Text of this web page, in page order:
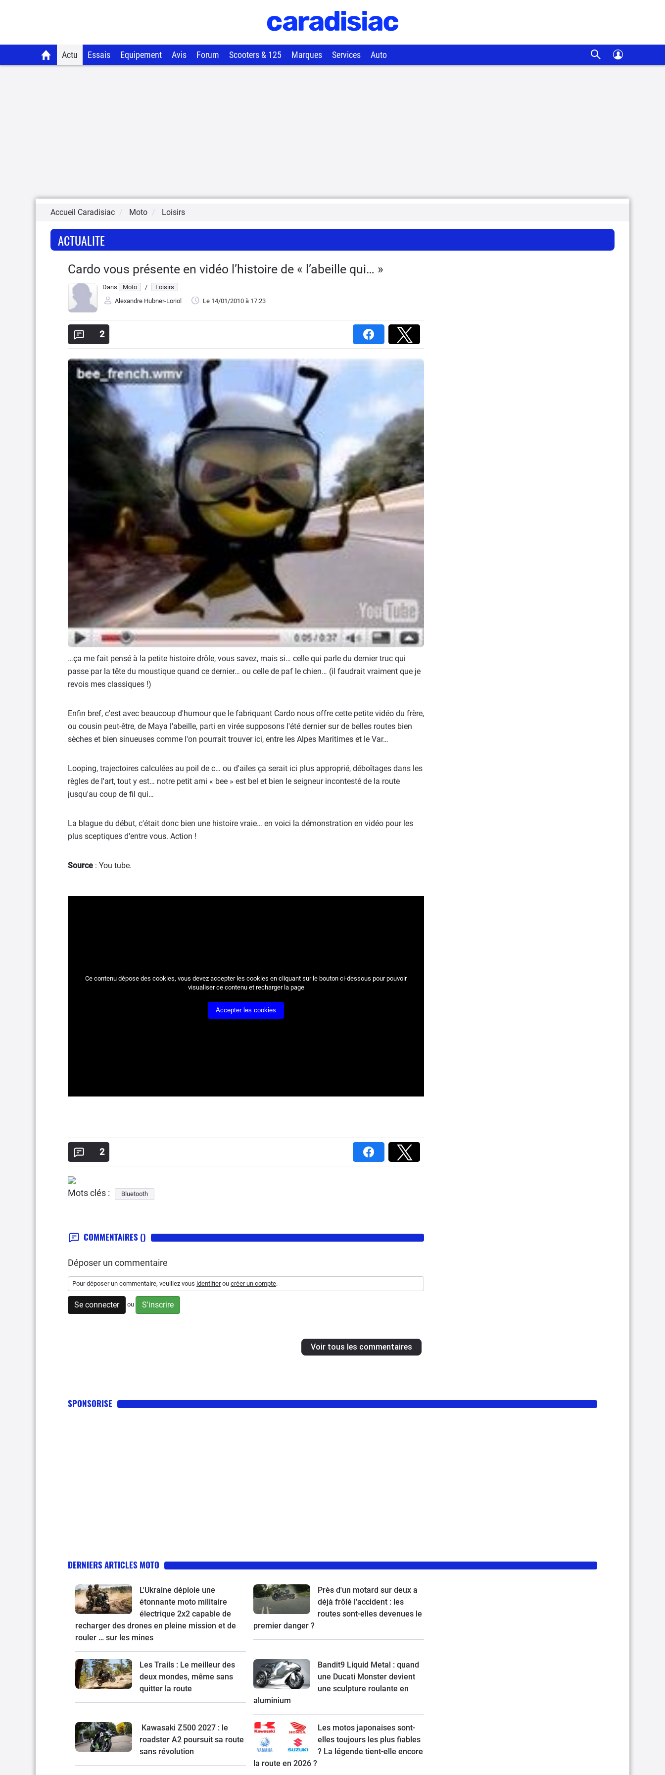
Actu Essais Equipement Avis Forum Scooters & 125 Marques Services Auto
Accueil Caradisiac Moto Loisirs
ACTUALITE
Cardo vous présente en vidéo l’histoire de « l’abeille qui… »
Dans Moto /
Loisirs
Alexandre Hubner-Loriol
Le 14/01/2010 à 17:23
2
…ça me fait pensé à la petite histoire drôle, vous savez, mais si… celle qui parle du dernier truc qui
passe par la tête du moustique quand ce dernier… ou celle de paf le chien… (il faudrait vraiment que je
revois mes classiques !)
Enfin bref, c'est avec beaucoup d'humour que le fabriquant Cardo nous offre cette petite vidéo du frère,
ou cousin peut-être, de Maya l'abeille, parti en virée supposons l'été dernier sur de belles routes bien
sèches et bien sinueuses comme l'on pourrait trouver ici, entre les Alpes Maritimes et le Var…
Looping, trajectoires calculées au poil de c… ou d'ailes ça serait ici plus approprié, déboîtages dans les
règles de l'art, tout y est… notre petit ami « bee » est bel et bien le seigneur incontesté de la route
jusqu'au coup de fil qui…
La blague du début, c'était donc bien une histoire vraie… en voici la démonstration en vidéo pour les
plus sceptiques d'entre vous. Action !
Source : You tube.
Ce contenu dépose des cookies, vous devez accepter les cookies en cliquant sur le bouton ci-dessous pour pouvoir
visualiser ce contenu et recharger la page
Accepter les cookies
2
Mots clés : Bluetooth
COMMENTAIRES ()
Déposer un commentaire
Pour déposer un commentaire, veuillez vous identifierou créer un compte.
Se connecter ou S'inscrire
Voir tous les commentaires
SPONSORISE
DERNIERS ARTICLES MOTO
L'Ukraine déploie une
étonnante moto militaire
électrique 2x2 capable de
recharger des drones en pleine mission et de
rouler … sur les mines
Près d'un motard sur deux a
déjà frôlé l'accident : les
routes sont-elles devenues le
premier danger ?
Les Trails : Le meilleur des
deux mondes, même sans
quitter la route
Bandit9 Liquid Metal : quand
une Ducati Monster devient
une sculpture roulante en
aluminium
Kawasaki Z500 2027 : le
roadster A2 poursuit sa route
sans révolution
Les motos japonaises sont-
elles toujours les plus fiables
? La légende tient-elle encore
la route en 2026 ?